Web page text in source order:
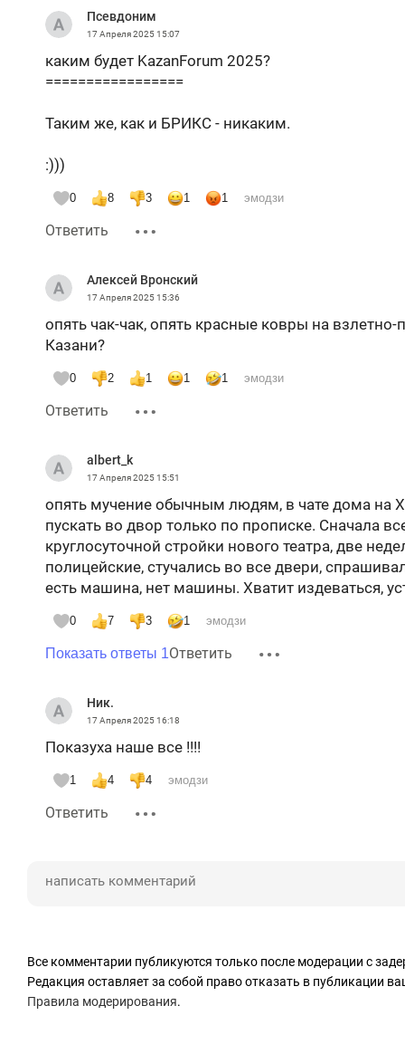
Псевдоним
17 Апреля 202515:07
каким будет KazanForum 2025?
=================
Таким же, как и БРИКС - никаким.
:)))
0 8 3 1 1 эмодзи
Ответить
Алексей Вронский
17 Апреля 202515:36
опять чак-чак, опять красные ковры на
Казани?
0 2 1 1 1 эмодзи
Ответить
albert_k
17 Апреля 202515:51
опять мучение обычным людям, в чате дома на
пускать во двор только по прописке. Сначала
круглосуточной стройки нового театра, две
полицейские, стучались во все двери,
есть машина, нет машины. Хватит издеваться,
0 7 3 1 эмодзи
Показать ответы 1Ответить
Ник.
17 Апреля 202516:18
Показуха наше все !!!!
1 4 4 эмодзи
Ответить
Все комментарии публикуются только после модерации с
Редакция оставляет за собой право отказать в публикации
Правила модерирования.